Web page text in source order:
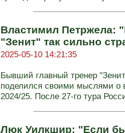
Властимил Петржела:
"Зенит" так сильно
2025-05-10 14:21:35
Бывший главный тренер
поделился своими мыслями о
2024/25. После 27-го тура
Люк Уилкшир: "Если